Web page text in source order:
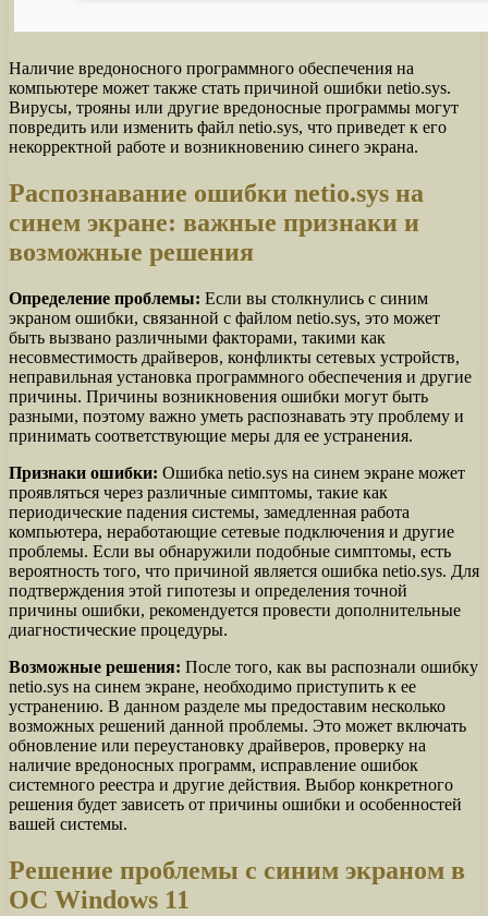
Наличие вредоносного программного обеспечения на
компьютере может также стать причиной ошибки netio.sys.
Вирусы, трояны или другие вредоносные программы могут
повредить или изменить файл netio.sys, что приведет к его
некорректной работе и возникновению синего экрана.
Распознавание ошибки netio.sys на
синем экране: важные признаки и
возможные решения
Определение проблемы: Если вы столкнулись с синим
экраном ошибки, связанной с файлом netio.sys, это может
быть вызвано различными факторами, такими как
несовместимость драйверов, конфликты сетевых устройств,
неправильная установка программного обеспечения и другие
причины. Причины возникновения ошибки могут быть
разными, поэтому важно уметь распознавать эту проблему и
принимать соответствующие меры для ее устранения.
Признаки ошибки: Ошибка netio.sys на синем экране может
проявляться через различные симптомы, такие как
периодические падения системы, замедленная работа
компьютера, неработающие сетевые подключения и другие
проблемы. Если вы обнаружили подобные симптомы, есть
вероятность того, что причиной является ошибка netio.sys. Для
подтверждения этой гипотезы и определения точной
причины ошибки, рекомендуется провести дополнительные
диагностические процедуры.
Возможные решения: После того, как вы распознали ошибку
netio.sys на синем экране, необходимо приступить к ее
устранению. В данном разделе мы предоставим несколько
возможных решений данной проблемы. Это может включать
обновление или переустановку драйверов, проверку на
наличие вредоносных программ, исправление ошибок
системного реестра и другие действия. Выбор конкретного
решения будет зависеть от причины ошибки и особенностей
вашей системы.
Решение проблемы с синим экраном в
ОС Windows 11